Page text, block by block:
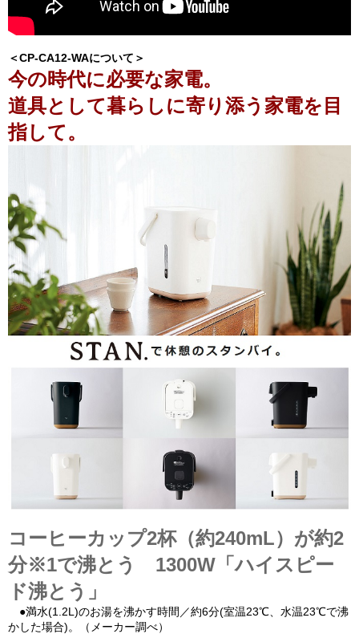
＜CP-CA12-WAについて＞
今の時代に必要な家電。
道具として暮らしに寄り添う家電を目
指して。
コーヒーカップ2杯（約240mL）が約2
分※1で沸とう 1300W「ハイスピー
ド沸とう」
●満水(1.2L)のお湯を沸かす時間／約6分(室温23℃、水温23℃で沸
かした場合)。（メーカー調べ）